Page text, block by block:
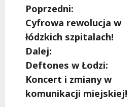
Z
o
b
a
c
Poprzedni:
Cyfrowa rewolucja w
łódzkich szpitalach!
Dalej:
Deftones w Łodzi:
Koncert i zmiany w
komunikacji miejskiej!